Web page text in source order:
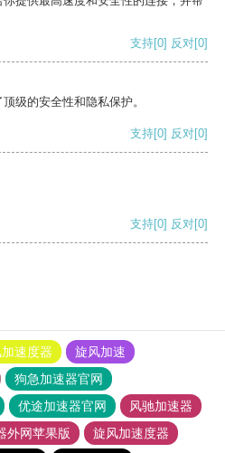
支持[0] 反对[0]
级的安全性和隐私保护。
支持[0] 反对[0]
支持[0] 反对[0]
速度器
旋风加速
狗急加速器官网
优途加速器官网
风驰加速器
外网苹果版
旋风加速度器